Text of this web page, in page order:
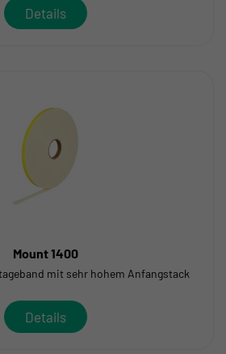
Details
Mount 1400
mit sehr hohem Anfangstack
Details